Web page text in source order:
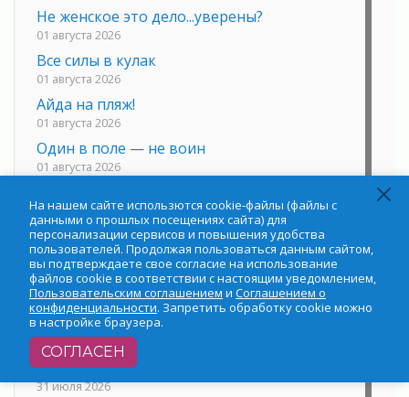
Не женское это дело...уверены?
01 августа 2026
Все силы в кулак
01 августа 2026
Айда на пляж!
01 августа 2026
Один в поле — не воин
01 августа 2026
31 июля 2026
О мужестве, долге и стойкости
31 июля 2026
Ленинградцы — бойцам «Барс-Ленинградец»
31 июля 2026
Маршрутами будущего — к заветной цели
31 июля 2026
«Корвет» на страже
31 июля 2026
На нашем сайте использются cookie-файлы (файлы с
данными о прошлых посещениях сайта) для
персонализации сервисов и повышения удобства
пользователей. Продолжая пользоваться данным сайтом,
вы подтверждаете свое согласие на использование
файлов cookie в соответствии с настоящим уведомлением,
Пользовательским соглашением и Соглашением о
конфиденциальности. Запретить обработку cookie можно
в настройке браузера.
СОГЛАСЕН